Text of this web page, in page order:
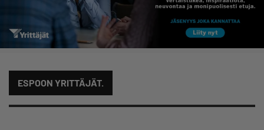
ESPOON YRITTÄJÄT.